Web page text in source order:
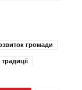
громади
традиції